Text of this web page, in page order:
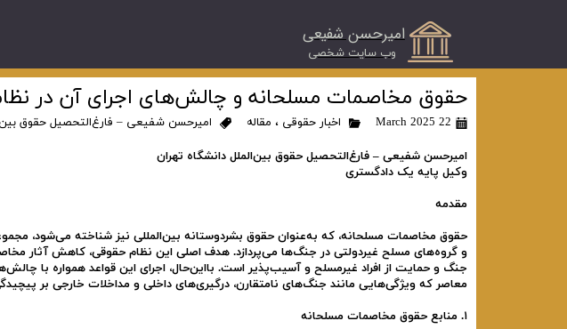
امیرحسن شفیعی
​وب سایت شخصی
حقوق مخاصمات مسلحانه و چالش‌های اجرای آن در
22 March 2025 اخبار حقوقی ، مقاله امیرحسن شفیعی – فارغ‌التحصیل حقوق
امیرحسن شفیعی – فارغ‌التحصیل حقوق بین‌الملل دانشگاه تهران
وکیل پایه یک دادگستری
مقدمه
حقوق مخاصمات مسلحانه، که به‌عنوان حقوق بشردوستانه بین‌المللی نیز شناخته می‌شود،
و گروه‌های مسلح غیردولتی در جنگ‌ها می‌پردازد. هدف اصلی این نظام حقوقی، کاهش آثار
جنگ و حمایت از افراد غیرمسلح و آسیب‌پذیر است. بااین‌حال، اجرای این قواعد همواره با
معاصر که ویژگی‌هایی مانند جنگ‌های نامتقارن، درگیری‌های داخلی و مداخلات خارجی بر
۱. منابع حقوق مخاصمات مسلحانه